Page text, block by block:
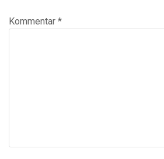
Kommentar *